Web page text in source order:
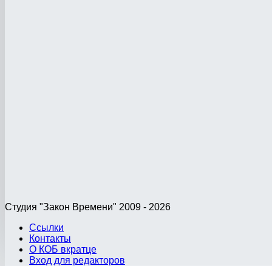
Студия "Закон Времени" 2009 - 2026
Ссылки
Контакты
О КОБ вкратце
Вход для редакторов